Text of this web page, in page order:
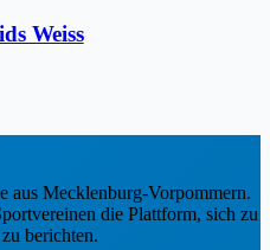
Weiss
aus Mecklenburg-Vorpommern.
die Plattform, sich zu
berichten.